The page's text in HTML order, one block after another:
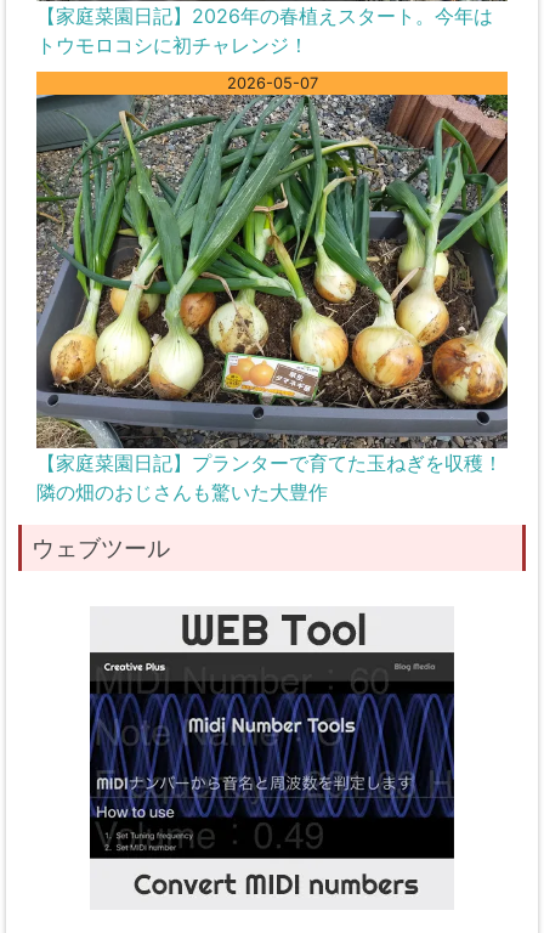
【家庭菜園日記】2026年の春植えスタート。今年は
トウモロコシに初チャレンジ！
2026-05-07
【家庭菜園日記】プランターで育てた玉ねぎを収穫！
隣の畑のおじさんも驚いた大豊作
ウェブツール